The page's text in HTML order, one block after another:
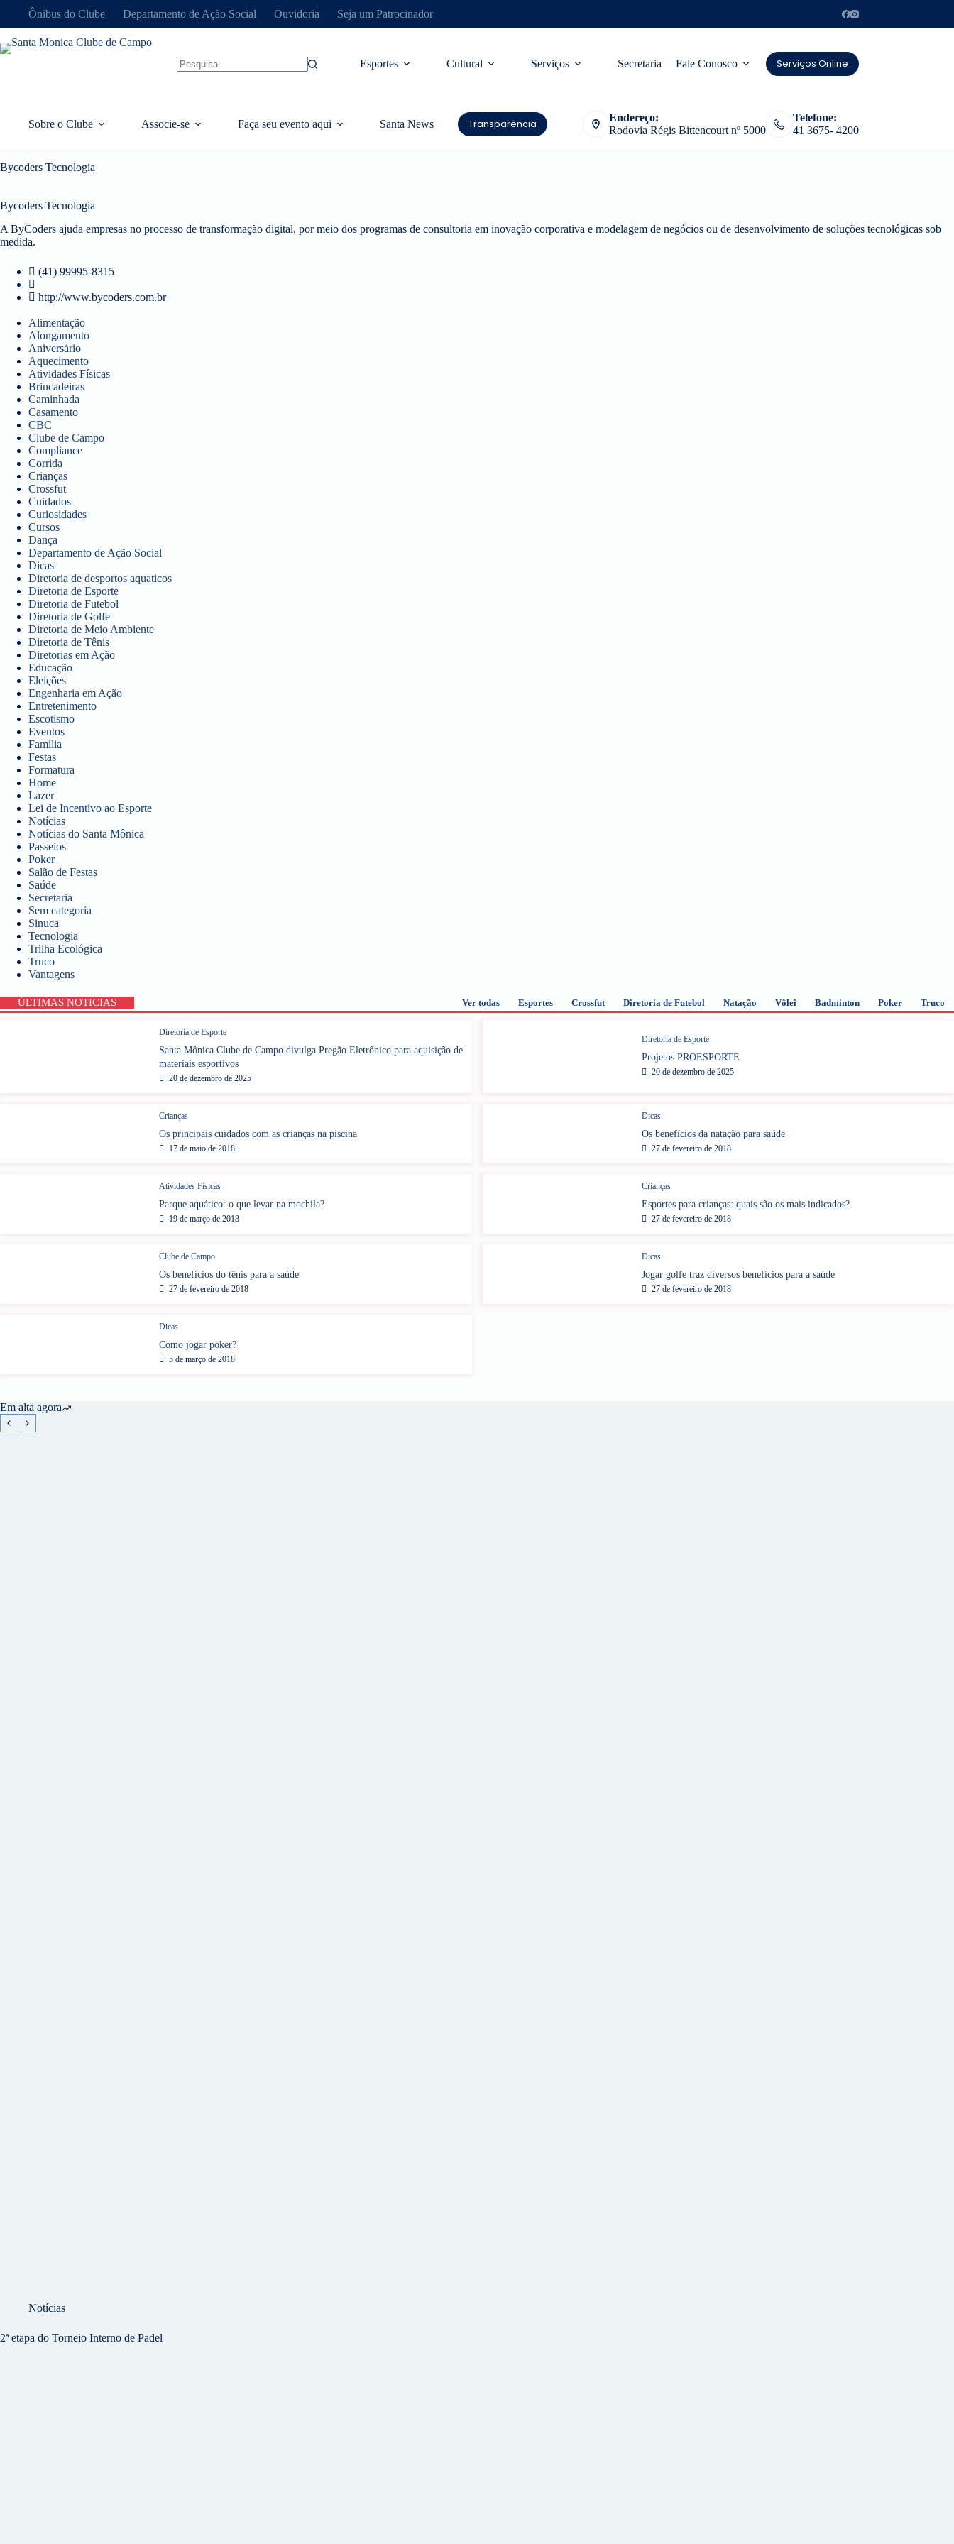
Ônibus do Clube Departamento de Ação Social Ouvidoria Seja um Patrocinador
Esportes Cultural Serviços Secretaria Fale Conosco Serviços Online
Sobre o Clube Associe-se Faça seu evento aqui Santa News Transparência
Endereço:
Rodovia Régis Bittencourt nº 5000
Telefone:
41 3675- 4200
Bycoders Tecnologia
Bycoders Tecnologia
A ByCoders ajuda empresas no processo de transformação digital, por meio dos programas de consultoria em inovação corporativa e modelagem de negócios ou de desenvolvimento de soluções tecnológicas sob
medida.
(41) 99995-8315
http://www.bycoders.com.br
Alimentação
Alongamento
Aniversário
Aquecimento
Atividades Físicas
Brincadeiras
Caminhada
Casamento
CBC
Clube de Campo
Compliance
Corrida
Crianças
Crossfut
Cuidados
Curiosidades
Cursos
Dança
Departamento de Ação Social
Dicas
Diretoria de desportos aquaticos
Diretoria de Esporte
Diretoria de Futebol
Diretoria de Golfe
Diretoria de Meio Ambiente
Diretoria de Tênis
Diretorias em Ação
Educação
Eleições
Engenharia em Ação
Entretenimento
Escotismo
Eventos
Família
Festas
Formatura
Home
Lazer
Lei de Incentivo ao Esporte
Notícias
Notícias do Santa Mônica
Passeios
Poker
Salão de Festas
Saúde
Secretaria
Sem categoria
Sinuca
Tecnologia
Trilha Ecológica
Truco
Vantagens
ÚLTIMAS NOTICIAS Ver todas Esportes Crossfut Diretoria de Futebol Natação Vôlei Badminton Poker Truco
Diretoria de Esporte
Santa Mônica Clube de Campo divulga Pregão Eletrônico para aquisição de
materiais esportivos
20 de dezembro de 2025
Diretoria de Esporte
Projetos PROESPORTE
20 de dezembro de 2025
Crianças
Os principais cuidados com as crianças na piscina
17 de maio de 2018
Dicas
Os benefícios da natação para saúde
27 de fevereiro de 2018
Atividades Físicas
Parque aquático: o que levar na mochila?
19 de março de 2018
Crianças
Esportes para crianças: quais são os mais indicados?
27 de fevereiro de 2018
Clube de Campo
Os benefícios do tênis para a saúde
27 de fevereiro de 2018
Dicas
Jogar golfe traz diversos benefícios para a saúde
27 de fevereiro de 2018
Dicas
Como jogar poker?
5 de março de 2018
Em alta agora
Notícias
2ª etapa do Torneio Interno de Padel